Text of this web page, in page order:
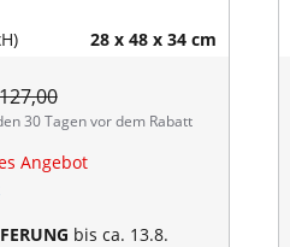
28 x 48 x 34 cm
30 Tagen vor dem Rabatt
Angebot
bis ca. 13.8.